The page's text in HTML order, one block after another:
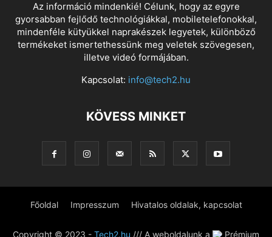
Az információ mindenkié! Célunk, hogy az egyre
gyorsabban fejlődő technológiákkal, mobiletelefonokkal,
mindenféle kütyükkel naprakészek legyetek, különböző
termékeket ismertethessünk meg veletek szövegesen,
illetve videó formájában.
Kapcsolat: info@tech2.hu
KÖVESS MINKET
Főoldal Impresszum Hivatalos oldalak, kapcsolat
Copyright © 2023 - Tech2.hu /// A weboldalunk a Prémium